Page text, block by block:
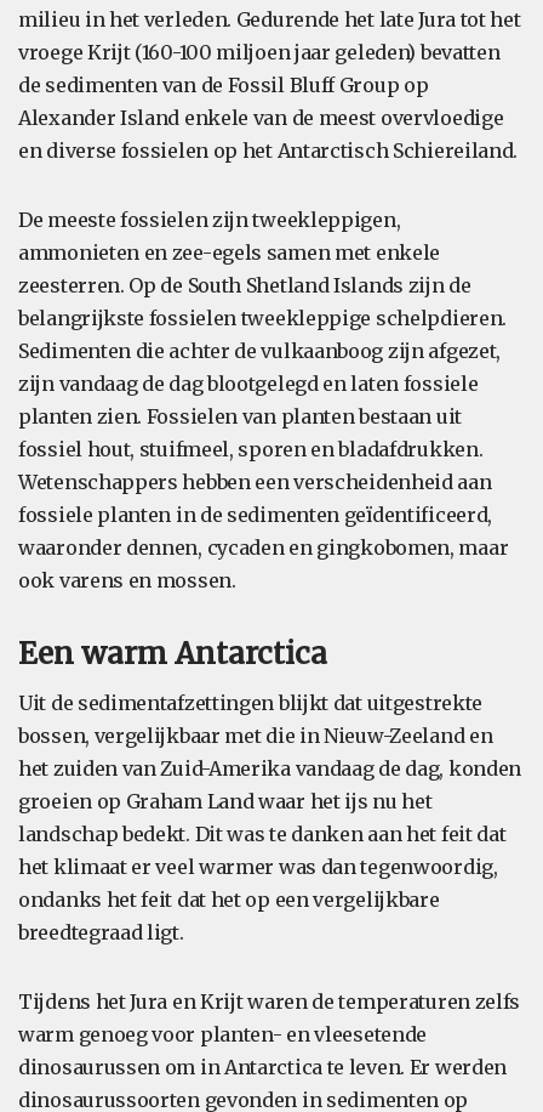
milieu in het verleden. Gedurende het late Jura tot het
vroege Krijt (160-100 miljoen jaar geleden) bevatten
de sedimenten van de Fossil Bluff Group op
Alexander Island enkele van de meest overvloedige
en diverse fossielen op het Antarctisch Schiereiland.
De meeste fossielen zijn tweekleppigen,
ammonieten en zee-egels samen met enkele
zeesterren. Op de South Shetland Islands zijn de
belangrijkste fossielen tweekleppige schelpdieren.
Sedimenten die achter de vulkaanboog zijn afgezet,
zijn vandaag de dag blootgelegd en laten fossiele
planten zien. Fossielen van planten bestaan uit
fossiel hout, stuifmeel, sporen en bladafdrukken.
Wetenschappers hebben een verscheidenheid aan
fossiele planten in de sedimenten geïdentificeerd,
waaronder dennen, cycaden en gingkobomen, maar
ook varens en mossen.
Een warm Antarctica
Uit de sedimentafzettingen blijkt dat uitgestrekte
bossen, vergelijkbaar met die in Nieuw-Zeeland en
het zuiden van Zuid-Amerika vandaag de dag, konden
groeien op Graham Land waar het ijs nu het
landschap bedekt. Dit was te danken aan het feit dat
het klimaat er veel warmer was dan tegenwoordig,
ondanks het feit dat het op een vergelijkbare
breedtegraad ligt.
Tijdens het Jura en Krijt waren de temperaturen zelfs
warm genoeg voor planten- en vleesetende
dinosaurussen om in Antarctica te leven. Er werden
dinosaurussoorten gevonden in sedimenten op